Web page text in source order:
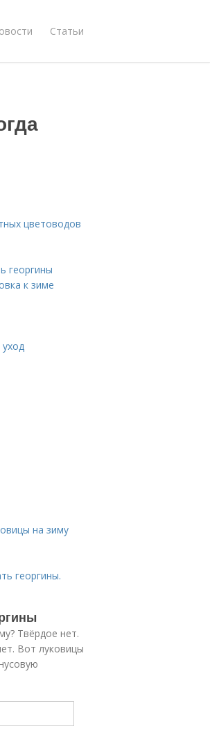
Статьи
цветоводов
георгины
к зиме
на зиму
георгины.
Твёрдое нет.
Вот луковицы